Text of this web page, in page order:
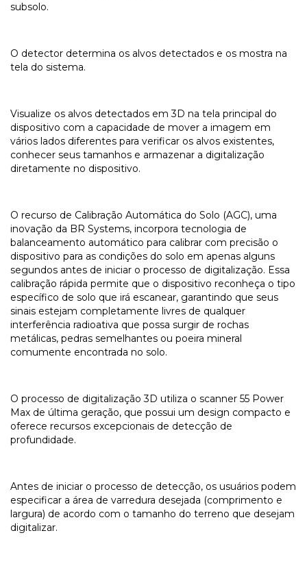
subsolo.
O detector determina os alvos detectados e os mostra na
tela do sistema.
Visualize os alvos detectados em 3D na tela principal do
dispositivo com a capacidade de mover a imagem em
vários lados diferentes para verificar os alvos existentes,
conhecer seus tamanhos e armazenar a digitalização
diretamente no dispositivo.
O recurso de Calibração Automática do Solo (AGC), uma
inovação da BR Systems, incorpora tecnologia de
balanceamento automático para calibrar com precisão o
dispositivo para as condições do solo em apenas alguns
segundos antes de iniciar o processo de digitalização. Essa
calibração rápida permite que o dispositivo reconheça o tipo
específico de solo que irá escanear, garantindo que seus
sinais estejam completamente livres de qualquer
interferência radioativa que possa surgir de rochas
metálicas, pedras semelhantes ou poeira mineral
comumente encontrada no solo.
O processo de digitalização 3D utiliza o scanner 55 Power
Max de última geração, que possui um design compacto e
oferece recursos excepcionais de detecção de
profundidade.
Antes de iniciar o processo de detecção, os usuários podem
especificar a área de varredura desejada (comprimento e
largura) de acordo com o tamanho do terreno que desejam
digitalizar.